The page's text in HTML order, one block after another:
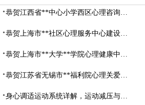
恭贺江西省**中心小学西区心理咨询教室设备采购项目由阳光心健代理商中标
恭贺上海市**社区心理服务中心建设项目由阳光心健代理商中标
恭贺上海市**大学**学院心理健康中心建设项目由阳光心健代理商中标
恭贺江苏省无锡市**福利院心理关爱中心建设项目由阳光心健代理商中标
身心调适运动系统详解，运动减压与心理调适全指南